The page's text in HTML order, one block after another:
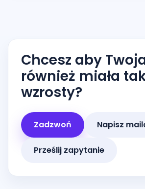
Chcesz aby
również miała
wzrosty?
Zadzwoń Napisz
Prześlij zapytanie